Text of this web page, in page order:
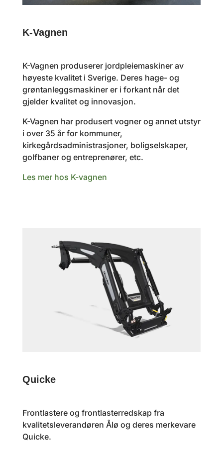
K-Vagnen
K-Vagnen produserer jordpleiemaskiner av
høyeste kvalitet i Sverige. Deres hage- og
grøntanleggsmaskiner er i forkant når det
gjelder kvalitet og innovasjon.
K-Vagnen har produsert vogner og annet utstyr
i over 35 år for kommuner,
kirkegårdsadministrasjoner, boligselskaper,
golfbaner og entreprenører, etc.
Les mer hos K-vagnen
Quicke
Frontlastere og frontlasterredskap fra
kvalitetsleverandøren Ålø og deres merkevare
Quicke.